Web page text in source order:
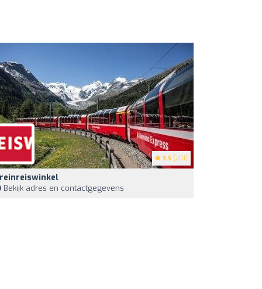
3.5 (201)
Bekijk adres en contactgegevens